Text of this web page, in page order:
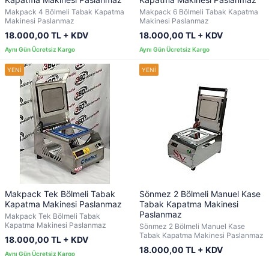
Makpack 4 Bölmeli Tabak Kapatma
Makinesi Paslanmaz
18.000,00 TL + KDV
Makpack 6 Bölmeli Tabak Kapatma
Makinesi Paslanmaz
18.000,00 TL + KDV
Makpack Tek Bölmeli Tabak
Kapatma Makinesi Paslanmaz
Makpack Tek Bölmeli Tabak
Kapatma Makinesi Paslanmaz
18.000,00 TL + KDV
Sönmez 2 Bölmeli Manuel Kase
Tabak Kapatma Makinesi
Paslanmaz
Sönmez 2 Bölmeli Manuel Kase
Tabak Kapatma Makinesi Paslanmaz
18.000,00 TL + KDV